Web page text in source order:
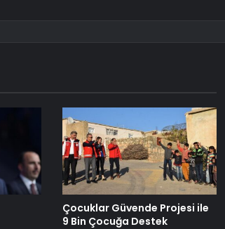
Çocuklar Güvende Projesi ile
9 Bin Çocuğa Destek